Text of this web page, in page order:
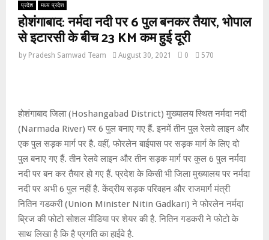
प्रदेश मध्य प्रदेश
होशंगाबाद: नर्मदा नदी पर 6 पुल बनकर तैयार, भोपाल
से इटारसी के बीच 23 KM कम हुई दूरी
by Pradesh Samwad Team August 30, 2021 0 570
होशंगाबाद जिला (Hoshangabad District) मुख्यालय स्थित नर्मदा नदी
(Narmada River) पर 6 पुल बनाए गए हैं. इनमें तीन पुल रेलवे लाइन और
एक पुल सड़क मार्ग पर है. वहीं, फोरलेन बाईपास पर सड़क मार्ग के लिए दो
पुल बनाए गए हैं. तीन रेलवे लाइन और तीन सड़क मार्ग पर कुल 6 पुल नर्मदा
नदी पर बन कर तैयार हो गए हैं. प्रदेश के किसी भी जिला मुख्यालय पर नर्मदा
नदी पर अभी 6 पुल नहीं है. केंद्रीय सड़क परिवहन और राजमार्ग मंत्री
नितिन गडकरी (Union Minister Nitin Gadkari) ने फोरलेन नर्मदा
ब्रिज की फोटो सोशल मीडिया पर शेयर की है. नितिन गडकरी ने फोटो के
साथ लिखा है कि है प्रगति का हाईवे है.